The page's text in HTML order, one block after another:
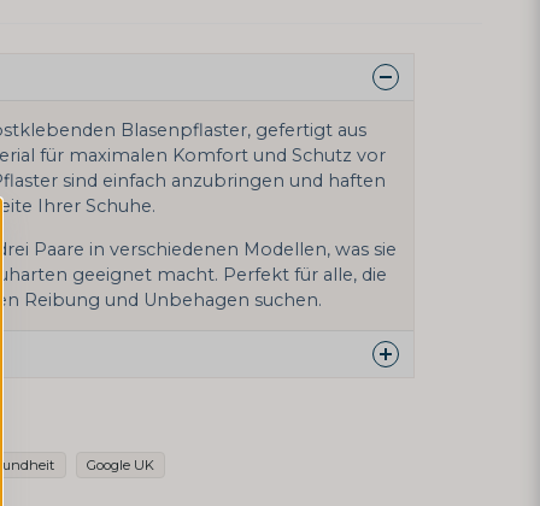
Blasenpflaster, gefertigt aus
für maximalen Komfort und Schutz vor
sind einfach anzubringen und haften
Ihrer Schuhe.
Paare in verschiedenen Modellen, was sie
geeignet macht. Perfekt für alle, die
Reibung und Unbehagen suchen.
Google UK